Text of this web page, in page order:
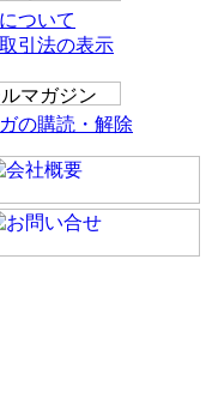
ついて
引法の表示
の購読・解除